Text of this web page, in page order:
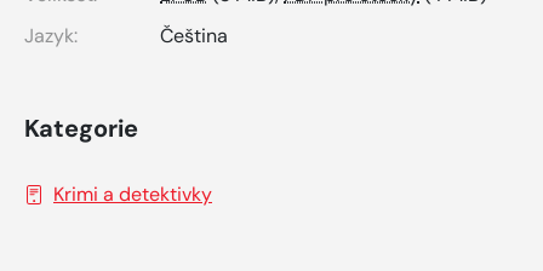
Jazyk:
Čeština
Kategorie
Krimi a detektivky